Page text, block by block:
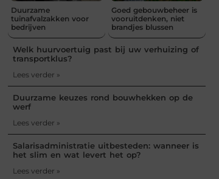
Duurzame
tuinafvalzakken voor
bedrijven
Goed gebouwbeheer is
vooruitdenken, niet
brandjes blussen
Welk huurvoertuig past bij uw verhuizing of
transportklus?
Lees verder »
Duurzame keuzes rond bouwhekken op de
werf
Lees verder »
Salarisadministratie uitbesteden: wanneer is
het slim en wat levert het op?
Lees verder »